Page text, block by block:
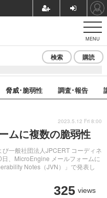
MENU
検索 購読
脅威･脆弱性 調査･報告
ムに複数の脆弱性
一般社団法人JPCERT コーディネ
、MicroEngine メールフォームに
Notes（JVN）」で発表し
325 views
2023.5.12 Fri 8:00